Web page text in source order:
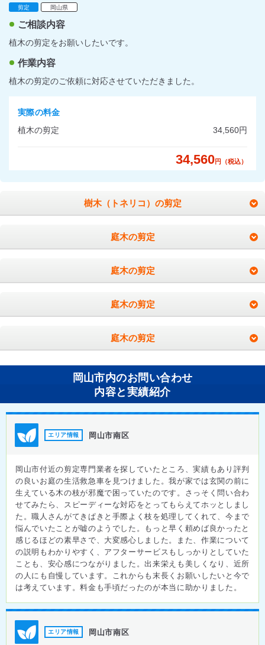
剪定 岡山県
ご相談内容
植木の剪定をお願いしたいです。
作業内容
植木の剪定のご依頼に対応させていただきました。
実際の料金
植木の剪定
34,560円
34,560円（税込）
樹木（トネリコ）の剪定
庭木の剪定
庭木の剪定
庭木の剪定
庭木の剪定
岡山市内のお問い合わせ
内容と実績紹介
エリア情報 岡山市南区
岡山市付近の剪定専門業者を探していたところ、実績もあり評判
の良いお庭の生活救急車を見つけました。我が家では玄関の前に
生えている木の枝が邪魔で困っていたのです。さっそく問い合わ
せてみたら、スピーディーな対応をとってもらえてホッとしまし
た。職人さんがてきぱきと手際よく枝を処理してくれて、今まで
悩んでいたことが嘘のようでした。もっと早く頼めば良かったと
感じるほどの素早さで、大変感心しました。また、作業について
の説明もわかりやすく、アフターサービスもしっかりとしていた
ことも、安心感につながりました。出来栄えも美しくなり、近所
の人にも自慢しています。これからも末長くお願いしたいと今で
は考えています。料金も手頃だったのが本当に助かりました。
エリア情報 岡山市南区